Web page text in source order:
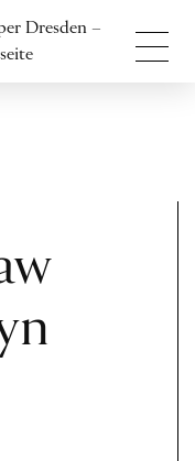
Dresden –